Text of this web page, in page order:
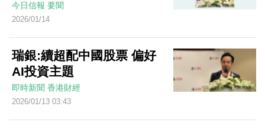
今日信報 要聞
2026/01/14
瑞銀:續超配中國股票 偏好
AI投資主題
即時新聞 香港財經
2026/01/13 03:43